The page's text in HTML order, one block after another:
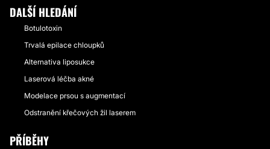
DALŠÍ HLEDÁNÍ
Botulotoxin
Trvalá epilace chloupků
Alternativa liposukce
Laserová léčba akné
Modelace prsou s augmentací
Odstranění křečových žil laserem
PŘÍBĚHY